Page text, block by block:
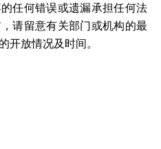
任何错误或遗漏承担任何法
请留意有关部门或机构的最
开放情况及时间。